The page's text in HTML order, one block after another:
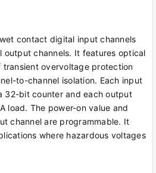
contact digital input channels
channels. It features optical
transient overvoltage protection
to-channel isolation. Each input
32-bit counter and each output
load. The power-on value and
channel are programmable. It
where hazardous voltages